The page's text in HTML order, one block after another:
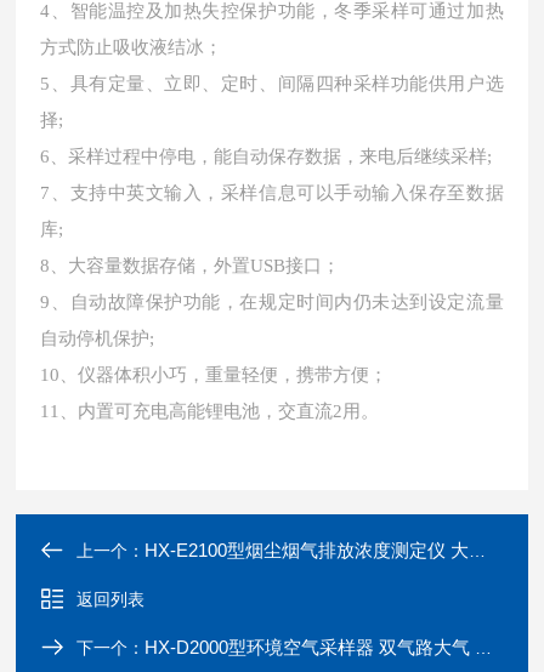
4、智能温控及加热失控保护功能，冬季采样可通过加热
方式防止吸收液结冰；
5、具有定量、立即、定时、间隔四种采样功能供用户选
择;
6、采样过程中停电，能自动保存数据，来电后继续采样;
7、支持中英文输入，采样信息可以手动输入保存至数据
库;
8、大容量数据存储，外置USB接口；
9、自动故障保护功能，在规定时间内仍未达到设定流量
自动停机保护;
10、仪器体积小巧，重量轻便，携带方便；
11、内置可充电高能锂电池，交直流2用。
上一个： HX-E2100型烟尘烟气排放浓度测定仪 大流量测试仪
返回列表
下一个： HX-D2000型环境空气采样器 双气路大气 采样仪